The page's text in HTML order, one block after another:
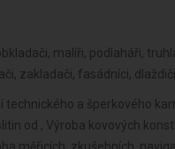
malíři, podlaháři,
zakladači, fasádníci, dlaždiči
úprav od , Projektování elektrických zařízení od , Výzkum a vývoj v oblasti přírodních a technických věd nebo společenských věd od , Testování, měření, analýzy a kontroly od , Reklamní činnost, marketing, mediální zastoupení od , Fotografické služby od , Překladatelská a tlumočnická činnost od , Služby v oblasti administrativní správy a služby organizačně hospodářské povahy od , Mimoškolní výchova a vzdělávání, pořádání kurzů, školení, včetně lektorské činnosti od , Provozování cestovní agentury a průvodcovská činnost v oblasti cestovního ruchu od , Provozování kulturních, kulturně-vzdělávacích a zábavních zařízení, pořádání kulturních produkcí, zábav, výstav, veletrhů, přehlídek, prodejních a obdobných akcí od , Provozování tělovýchovných a sportovních zařízení a organizování sportovní činnosti od , Praní pro domácnost, žehlení, opravy a údržba oděvů, bytového textilu a osobního zboží od , Poskytování technických služeb od , Opravy a údržba potřeb pro domácnost, předmětů kulturní povahy, výrobků jemné